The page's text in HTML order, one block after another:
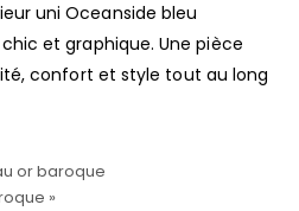
uni Oceanside bleu
et graphique. Une pièce
confort et style tout au long
or baroque
»